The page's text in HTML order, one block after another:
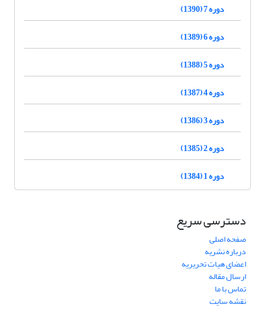
دوره 7 (1390)
دوره 6 (1389)
دوره 5 (1388)
دوره 4 (1387)
دوره 3 (1386)
دوره 2 (1385)
دوره 1 (1384)
دسترسی سریع
صفحه اصلی
درباره نشریه
اعضای هیات تحریریه
ارسال مقاله
تماس با ما
نقشه سایت